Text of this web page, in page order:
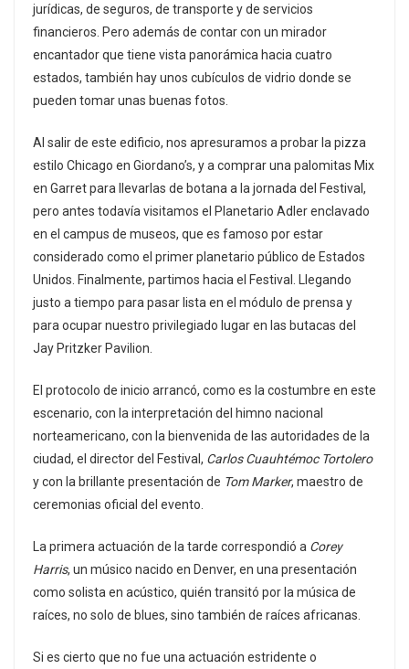
jurídicas, de seguros, de transporte y de servicios
financieros. Pero además de contar con un mirador
encantador que tiene vista panorámica hacia cuatro
estados, también hay unos cubículos de vidrio donde se
pueden tomar unas buenas fotos.
Al salir de este edificio, nos apresuramos a probar la pizza
estilo Chicago en Giordano’s, y a comprar una palomitas Mix
en Garret para llevarlas de botana a la jornada del Festival,
pero antes todavía visitamos el Planetario Adler enclavado
en el campus de museos, que es famoso por estar
considerado como el primer planetario público de Estados
Unidos. Finalmente, partimos hacia el Festival. Llegando
justo a tiempo para pasar lista en el módulo de prensa y
para ocupar nuestro privilegiado lugar en las butacas del
Jay Pritzker Pavilion.
El protocolo de inicio arrancó, como es la costumbre en este
escenario, con la interpretación del himno nacional
norteamericano, con la bienvenida de las autoridades de la
ciudad, el director del Festival, Carlos Cuauhtémoc Tortolero
y con la brillante presentación de Tom Marker, maestro de
ceremonias oficial del evento.
La primera actuación de la tarde correspondió a Corey
Harris, un músico nacido en Denver, en una presentación
como solista en acústico, quién transitó por la música de
raíces, no solo de blues, sino también de raíces africanas.
Si es cierto que no fue una actuación estridente o